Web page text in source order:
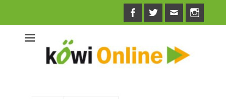
Facebook
Twitter
Mail